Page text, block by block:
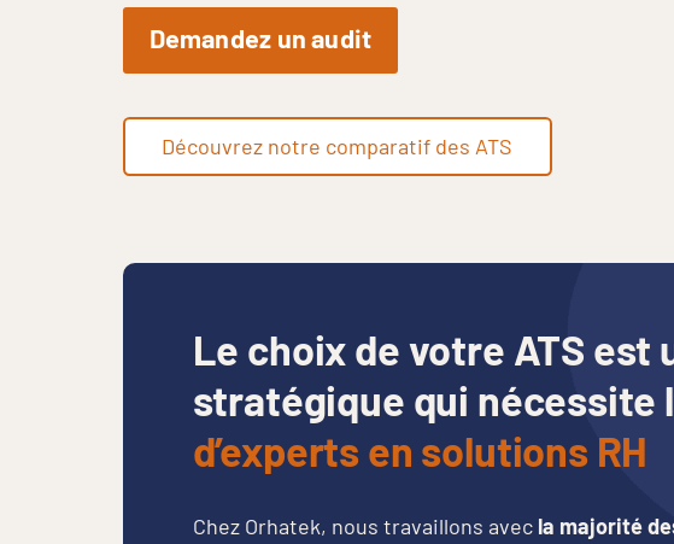
Demandez un audit
Découvrez notre comparatif des ATS
Le choix de votre ATS est
stratégique qui nécessite
d’experts en solutions RH
Chez Orhatek, nous travaillons avecla majorité